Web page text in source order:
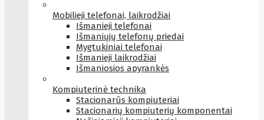
Mobilieji telefonai, laikrodžiai
Išmanieji telefonai
Išmaniųjų telefonų priedai
Mygtukiniai telefonai
Išmanieji laikrodžiai
Išmaniosios apyrankės
Kompiuterinė technika
Stacionarūs kompiuteriai
Stacionarių kompiuterių komponentai